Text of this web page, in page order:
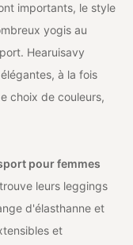
importants, le style
yogis au
Hearuisavy
à la fois
choix de couleurs,
pour femmes
leurs leggings
d'élasthanne et
et